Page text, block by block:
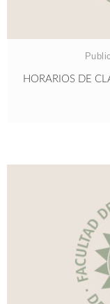
HORARIOS DE